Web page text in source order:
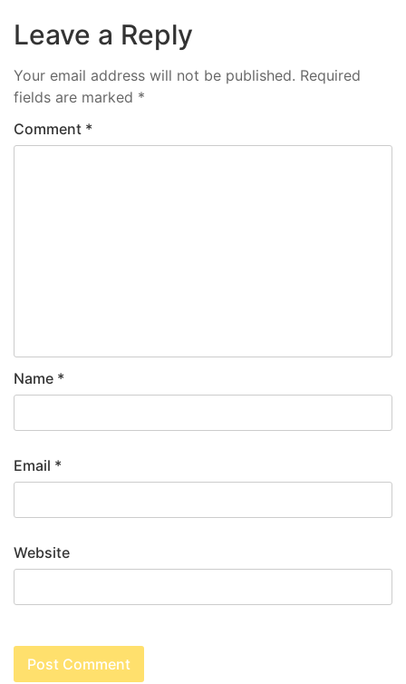
Leave a Reply
Your email address will not be published. Required
fields are marked *
Comment *
Name *
Email *
Website